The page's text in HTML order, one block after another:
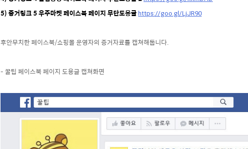
5) 증거링크 5 우주마켓 페이스북 페이지 무단도용글 https://goo.gl/LjJR90
후안무치한 페이스북/쇼핑몰 운영자의 증거자료를 캡쳐해둡니다.
- 꿀팁 페이스북 페이지 도용글캡쳐화면